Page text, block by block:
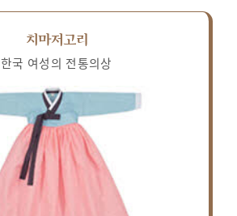
치마저고리
한국 여성의 전통의상